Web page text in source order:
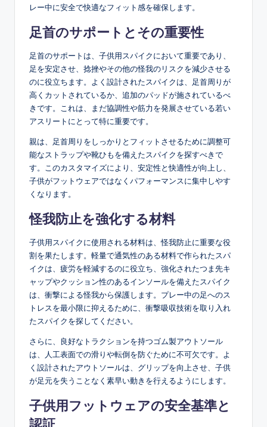
レー中に安全で快適なフィット感を確保します。
足首のサポートとその重要性
足首のサポートは、子供用スパイクにおいて重要であり、
足を安定させ、捻挫やその他の怪我のリスクを減少させる
のに役立ちます。よく設計されたスパイクは、足首周りが
高くカットされているか、追加のパッドが施されているべ
きです。これは、まだ協調性や筋力を発展させている若い
アスリートにとって特に重要です。
親は、足首周りをしっかりとフィットさせるために調整可
能なストラップや靴ひもを備えたスパイクを探すべきで
す。このカスタマイズにより、安定性と快適性が向上し、
子供がフットウェアではなくパフォーマンスに集中しやす
くなります。
怪我防止を強化する材料
子供用スパイクに使用される材料は、怪我防止に重要な役
割を果たします。軽量で通気性のある材料で作られたスパ
イクは、疲労を軽減するのに役立ち、強化されたつま先キ
ャップやクッション性のあるインソールを備えたスパイク
は、衝撃による怪我から保護します。プレー中の足へのス
トレスを最小限に抑えるために、衝撃吸収技術を取り入れ
たスパイクを探してください。
さらに、良好なトラクションを持つゴム製アウトソール
は、人工表面での滑りや転倒を防ぐために不可欠です。よ
く設計されたアウトソールは、グリップを向上させ、子供
が足元を失うことなく素早い動きを行えるようにします。
子供用フットウェアの安全基準と